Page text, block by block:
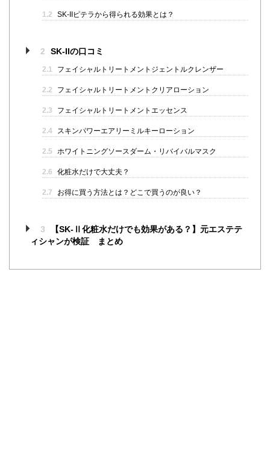
1.2 SK-IIピテラから得られる効果とは？
2 SK-IIの口コミ
2.1 フェイシャルトリートメントジェントルクレンザー
2.2 フェイシャルトリートメントクリアローション
2.3 フェイシャルトリートメントエッセンス
2.4 スキンパワーエアリーミルキーローション
2.5 ホワイトニングソースダーム・リバイバルマスク
2.6 化粧水だけで大丈夫？
2.7 お得に買う方法とは？どこで買うのが良い？
3
【SK-Ⅱ化粧水だけでも効果がある？】元エステテ
ィシャンが検証 まとめ